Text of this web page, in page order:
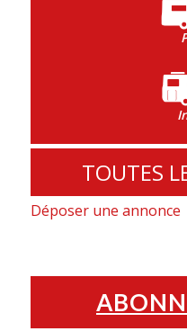
TOUTES
Déposer une annonce